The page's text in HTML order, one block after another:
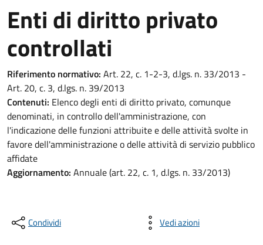
Enti di diritto privato
controllati
Riferimento normativo: Art. 22, c. 1-2-3, d.lgs. n. 33/2013 -
Art. 20, c. 3, d.lgs. n. 39/2013
Contenuti: Elenco degli enti di diritto privato, comunque
denominati, in controllo dell'amministrazione, con
l'indicazione delle funzioni attribuite e delle attività svolte in
favore dell'amministrazione o delle attività di servizio pubblico
affidate
Aggiornamento: Annuale (art. 22, c. 1, d.lgs. n. 33/2013)
Condividi Vedi azioni